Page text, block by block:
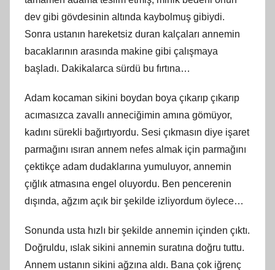
dev gibi gövdesinin altında kaybolmuş gibiydi.
Sonra ustanın hareketsiz duran kalçaları annemin
bacaklarının arasında makine gibi çalışmaya
başladı. Dakikalarca sürdü bu fırtına…
Adam kocaman sikini boydan boya çıkarıp çıkarıp
acımasızca zavallı anneciğimin amına gömüyor,
kadını sürekli bağırtıyordu. Sesi çıkmasın diye işaret
parmağını ısıran annem nefes almak için parmağını
çektikçe adam dudaklarına yumuluyor, annemin
çığlık atmasına engel oluyordu. Ben pencerenin
dışında, ağzım açık bir şekilde izliyordum öylece…
Sonunda usta hızlı bir şekilde annemin içinden çıktı.
Doğruldu, ıslak sikini annemin suratına doğru tuttu.
Annem ustanın sikini ağzına aldı. Bana çok iğrenç